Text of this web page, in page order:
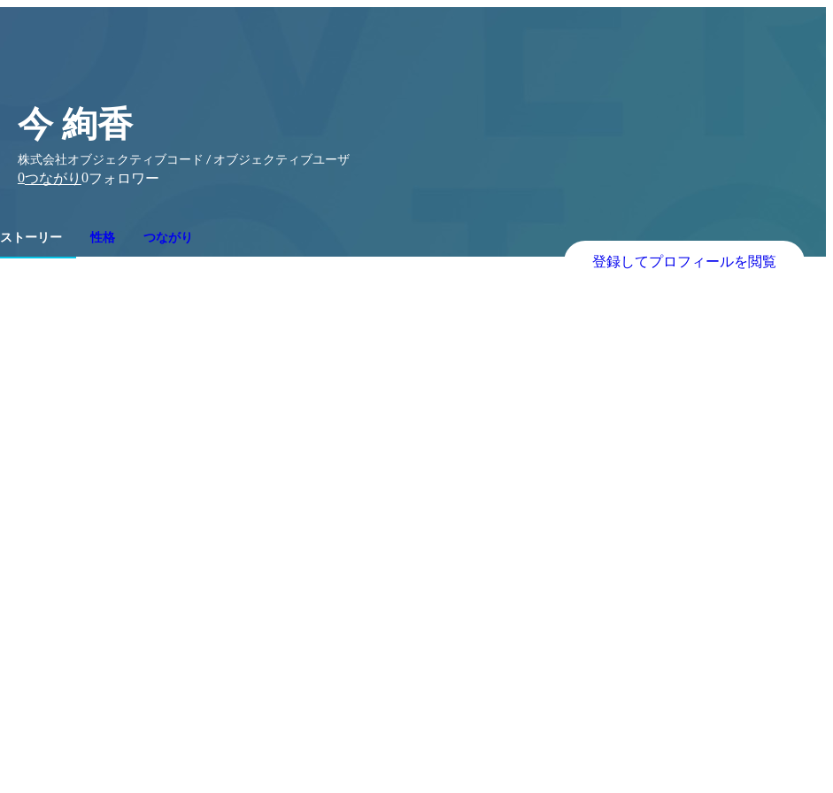
今 絢香
株式会社オブジェクティブコード / オブジェクティブユーザ
0つながり 0フォロワー
ストーリー 性格 つながり
登録してプロフィールを閲覧